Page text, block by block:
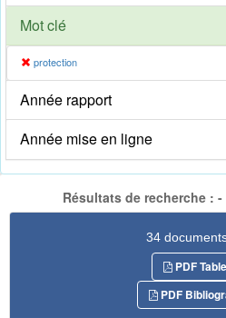
Mot clé
protection
Année rapport
Année mise en ligne
Résultats de recherche :
34
PDF
PDF